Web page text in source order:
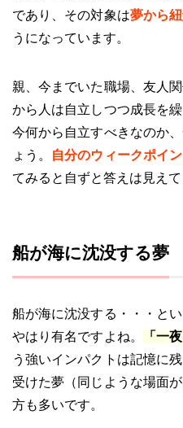
であり、その対象は夢から
うになっています。
親、今までいた職場、友人
から人は自立しつつ成長を
今何から自立すべきなのか
ょう。
自分のウィークポイ
てみると自ずと答えは見えて
船が海に沈没する夢
船が海に沈没する・・・と
やはり有名ですよね。
「一
う強いインパクトは記憶に
受けた夢（同じような場面
方も多いです。